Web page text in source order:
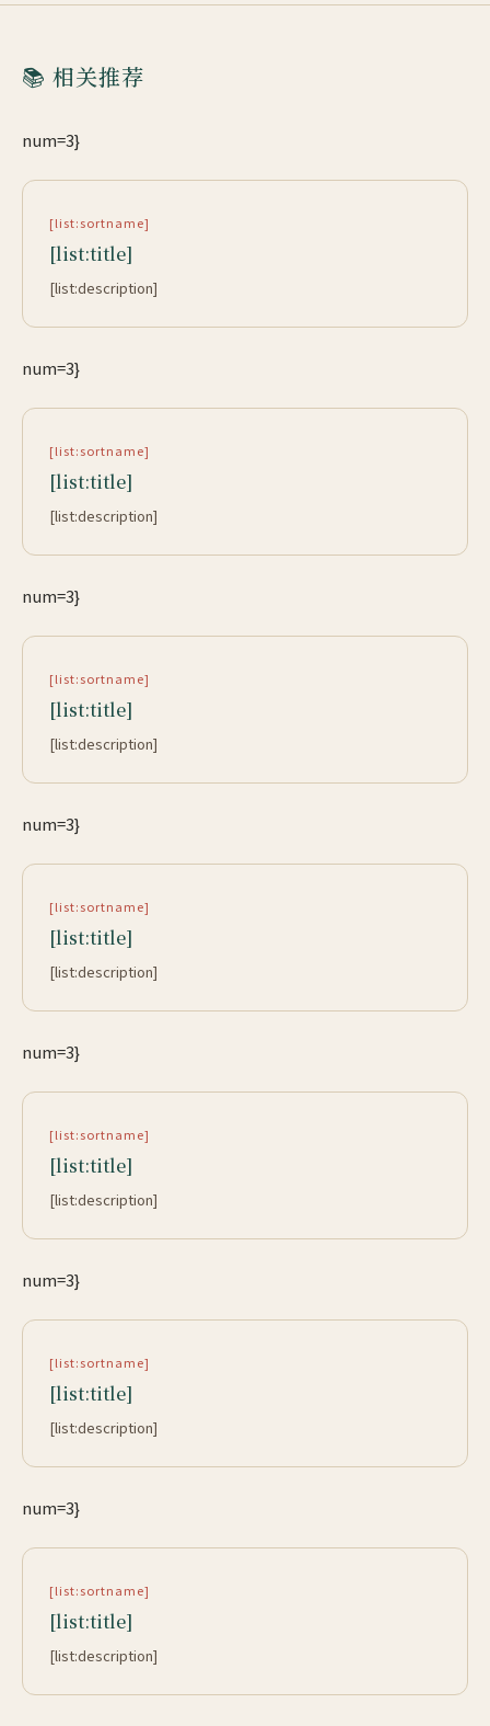
📚 相关推荐
num=3}
[list:sortname]
[list:title]
[list:description]
num=3}
[list:sortname]
[list:title]
[list:description]
num=3}
[list:sortname]
[list:title]
[list:description]
num=3}
[list:sortname]
[list:title]
[list:description]
num=3}
[list:sortname]
[list:title]
[list:description]
num=3}
[list:sortname]
[list:title]
[list:description]
num=3}
[list:sortname]
[list:title]
[list:description]